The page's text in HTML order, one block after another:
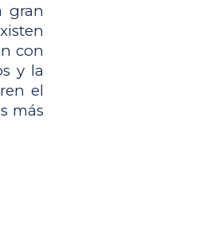
gran
con
y la
el
más